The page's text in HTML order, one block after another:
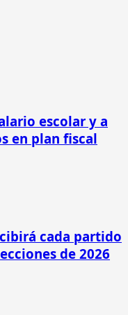
escolar y a
en plan fiscal
cada partido
de 2026